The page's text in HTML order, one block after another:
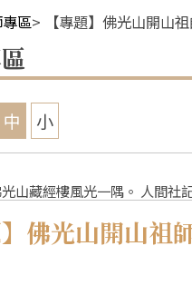
區> 【專題】佛光山開
中 小
山藏經樓風光一隅。 人間社
】佛光山開山